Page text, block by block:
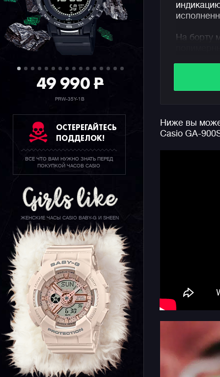
49 990P
PRW-35Y-1B
ОСТЕРЕГАЙТЕСЬ
ПОДДЕЛОК!
ВСЕ ЧТО ВАМ НУЖНО ЗНАТЬ ПЕРЕД
ПОКУПКОЙ ЧАСОВ CASIO
ЖЕНСКИЕ ЧАСЫ CASIO BABY-G И SHEEN
На борту
защищает
ценового
110,
GA-
бренда
Ниже вы
Casio GA-